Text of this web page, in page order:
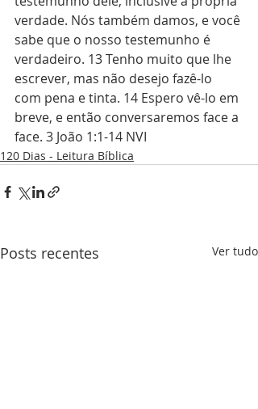
verdade. Nós também damos, e você
sabe que o nosso testemunho é
verdadeiro. 13 Tenho muito que lhe
escrever, mas não desejo fazê-lo
com pena e tinta. 14 Espero vê-lo em
breve, e então conversaremos face a
face. 3 João 1:1-14 NVI
120 Dias - Leitura Bíblica
Posts recentes Ver tudo